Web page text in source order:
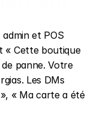
et POS
« Cette boutique
panne. Votre
Les DMs
« Ma carte a été